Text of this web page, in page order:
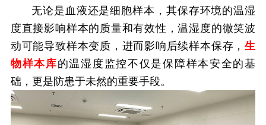
无论是血液还是细胞样本，其保存环境的温湿
度直接影响样本的质量和有效性，温湿度的微笑波
动可能导致样本变质，进而影响后续样本保存，生
物样本库的温湿度监控不仅是保障样本安全的基
础，更是防患于未然的重要手段。